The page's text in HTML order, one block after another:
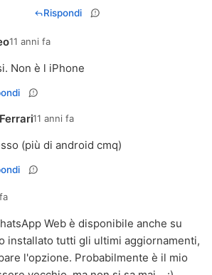
Rispondi
11 anni fa
Non è l iPhone
11 anni fa
(più di android cmq)
Web è disponibile anche su
installato tutti gli ultimi aggiornamenti,
l'opzione. Probabilmente è il mio